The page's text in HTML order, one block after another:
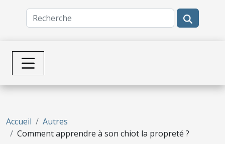
Accueil
Autres
Comment apprendre à son chiot la propreté ?